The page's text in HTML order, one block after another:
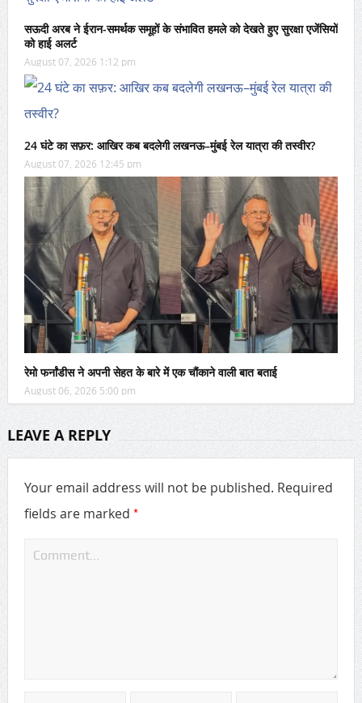
सऊदी अरब ने ईरान-समर्थक समूहों के संभावित हमले को देखते हुए सुरक्षा एजेंसियों
को हाई अलर्ट
August 07, 2026 1:12 pm
24 घंटे का सफ़र: आखिर कब बदलेगी लखनऊ–मुंबई रेल यात्रा की तस्वीर?
August 07, 2026 12:45 pm
रेमो फर्नांडीस ने अपनी सेहत के बारे में एक चौंकाने वाली बात बताई
August 06, 2026 5:00 pm
LEAVE A REPLY
Your email address will not be published. Required
fields are marked *